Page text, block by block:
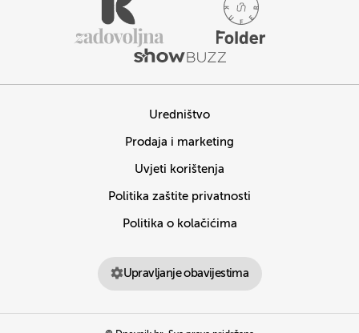
Uredništvo
Prodaja i marketing
Uvjeti korištenja
Politika zaštite privatnosti
Politika o kolačićima
Upravljanje obavijestima